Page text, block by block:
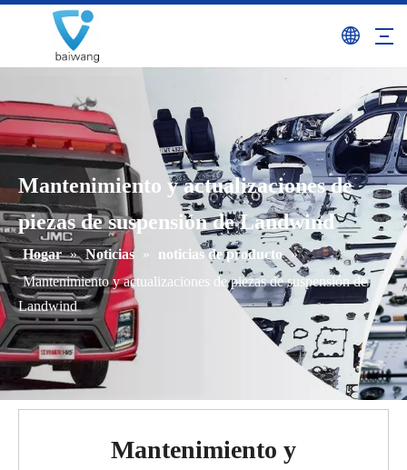
Mantenimiento y actualizaciones de
piezas de suspensión de Landwind
Hogar » Noticias » noticias de producto »
Mantenimiento y actualizaciones de piezas de suspensión de
Landwind
Mantenimiento y